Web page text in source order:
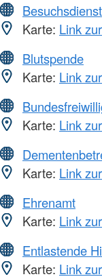
Besuchsdienst
Karte: Link
Blutspende
Karte: Link
Karte: Link
Karte: Link
Ehrenamt
Karte: Link
Entlastende
Karte: Link